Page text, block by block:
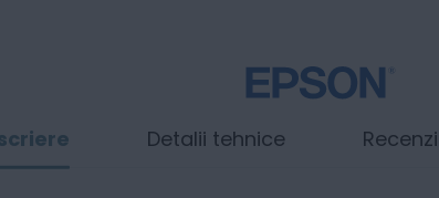
Detalii tehnice